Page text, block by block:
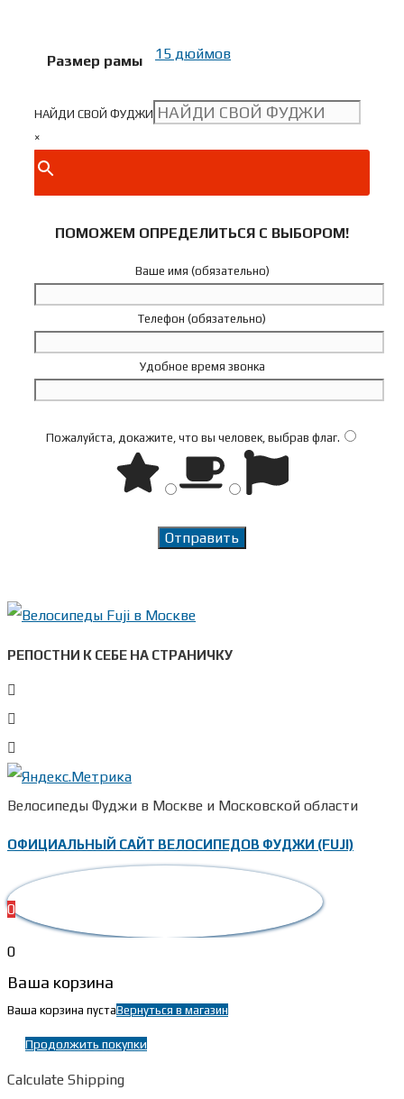
Размер рамы 15 дюймов
НАЙДИ СВОЙ ФУДЖИ
×
ПОМОЖЕМ ОПРЕДЕЛИТЬСЯ С ВЫБОРОМ!
Ваше имя (обязательно)
Телефон (обязательно)
Удобное время звонка
Пожалуйста, докажите, что вы человек, выбрав флаг.
РЕПОСТНИ К СЕБЕ НА СТРАНИЧКУ
Велосипеды Фуджи в Москве и Московской области
ОФИЦИАЛЬНЫЙ САЙТ ВЕЛОСИПЕДОВ ФУДЖИ (FUJI)
0
0
Ваша корзина
Ваша корзина пустаВернуться в магазин
Продолжить покупки
Calculate Shipping